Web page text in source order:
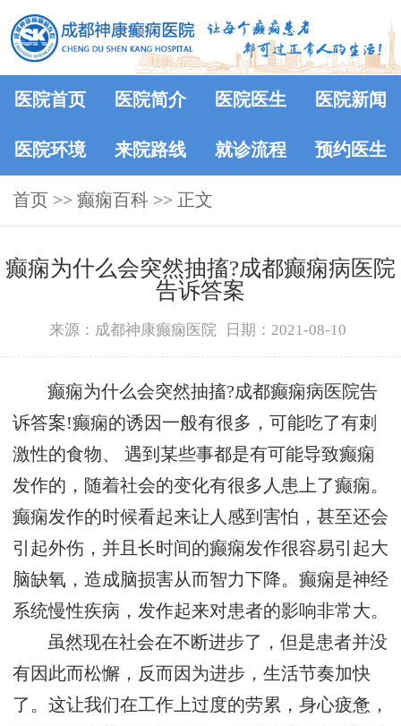
医院首页 医院简介 医院医生 医院新闻
医院环境 来院路线 就诊流程 预约医生
首页 >> 癫痫百科 >> 正文
癫痫为什么会突然抽搐?成都癫痫病医院
告诉答案
来源：成都神康癫痫医院 日期：2021-08-10
癫痫为什么会突然抽搐?成都癫痫病医院告
诉答案!癫痫的诱因一般有很多，可能吃了有刺
激性的食物、 遇到某些事都是有可能导致癫痫
发作的，随着社会的变化有很多人患上了癫痫。
癫痫发作的时候看起来让人感到害怕，甚至还会
引起外伤，并且长时间的癫痫发作很容易引起大
脑缺氧，造成脑损害从而智力下降。癫痫是神经
系统慢性疾病，发作起来对患者的影响非常大。
虽然现在社会在不断进步了，但是患者并没
有因此而松懈，反而因为进步，生活节奏加快
了。这让我们在工作上过度的劳累，身心疲惫，